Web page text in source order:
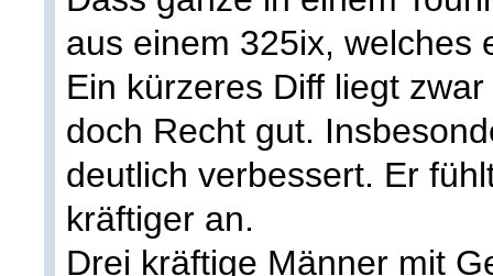
aus einem 325ix, welches
Ein kürzeres Diff liegt
doch Recht gut.
deutlich verbessert. Er
kräftiger an.
Drei kräftige Männer mit